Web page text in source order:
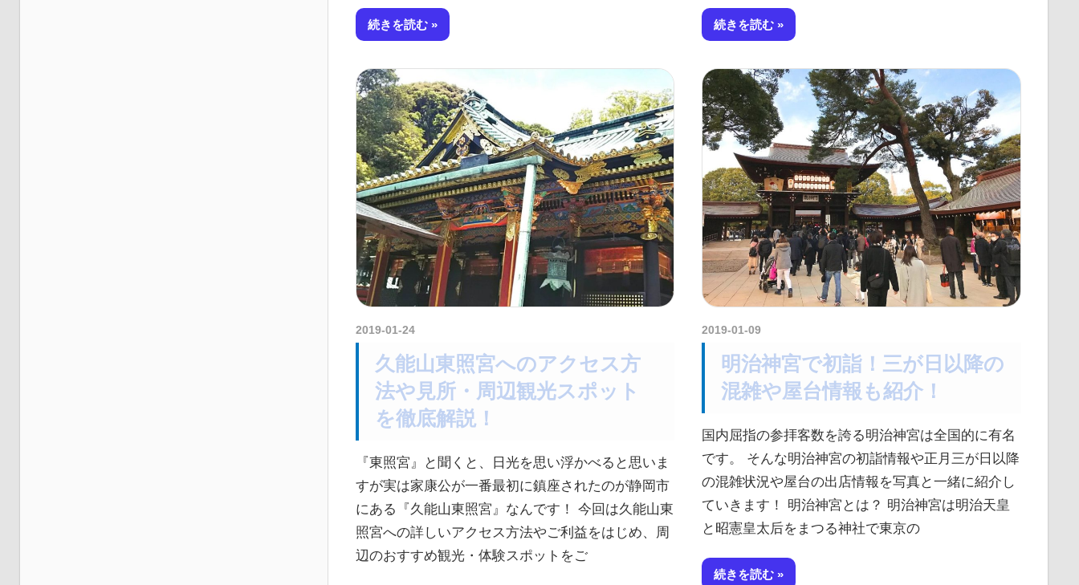
続きを読む 続きを読む
2019-01-24kurosuke
久能山東照宮へのアクセス方
法や見所・周辺観光スポット
を徹底解説！
『東照宮』と聞くと、日光を思い浮かべると思いま
すが実は家康公が一番最初に鎮座されたのが静岡市
にある『久能山東照宮』なんです！ 今回は久能山東
照宮への詳しいアクセス方法やご利益をはじめ、周
辺のおすすめ観光・体験スポットをご
2019-01-09kurosuke
明治神宮で初詣！三が日以降の
混雑や屋台情報も紹介！
国内屈指の参拝客数を誇る明治神宮は全国的に有名
です。 そんな明治神宮の初詣情報や正月三が日以降
の混雑状況や屋台の出店情報を写真と一緒に紹介し
ていきます！ 明治神宮とは？ 明治神宮は明治天皇
と昭憲皇太后をまつる神社で東京の
続きを読む